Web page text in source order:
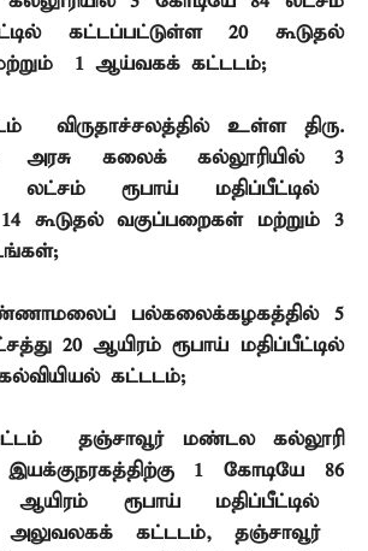
கட்டப்பட்டுள்ள20கூடுதல்
1 ஆய்வகக் கட்டடம்;
– விருதாச்சலத்தில் உள்ள திரு.
அரசு கலைக் கல்லூரியில் 3
ரூபாய் மதிப்பீட்டில்
14கூடுதல் வகுப்பறைகள் மற்றும்3
;
பல்கலைக்கழகத்தில் 5
20ஆயிரம் ரூபாய் மதிப்பீட்டில்
கட்டடம்;
– தஞ்சாவூர் மண்டல கல்லூரி
1 கோடியே86
ரூபாய் மதிப்பீட்டில்
அலுவலகக் கட்டடம், தஞ்சாவூர் –